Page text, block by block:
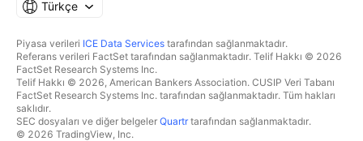
Türkçe
Piyasa verileri ICE Data Services tarafından sağlanmaktadır.
Referans verileri FactSet tarafından sağlanmaktadır. Telif Hakkı © 2026
FactSet Research Systems Inc.
Telif Hakkı © 2026, American Bankers Association. CUSIP Veri Tabanı
FactSet Research Systems Inc. tarafından sağlanmaktadır. Tüm hakları
saklıdır.
SEC dosyaları ve diğer belgeler Quartrtarafından sağlanmaktadır.
© 2026 TradingView, Inc.